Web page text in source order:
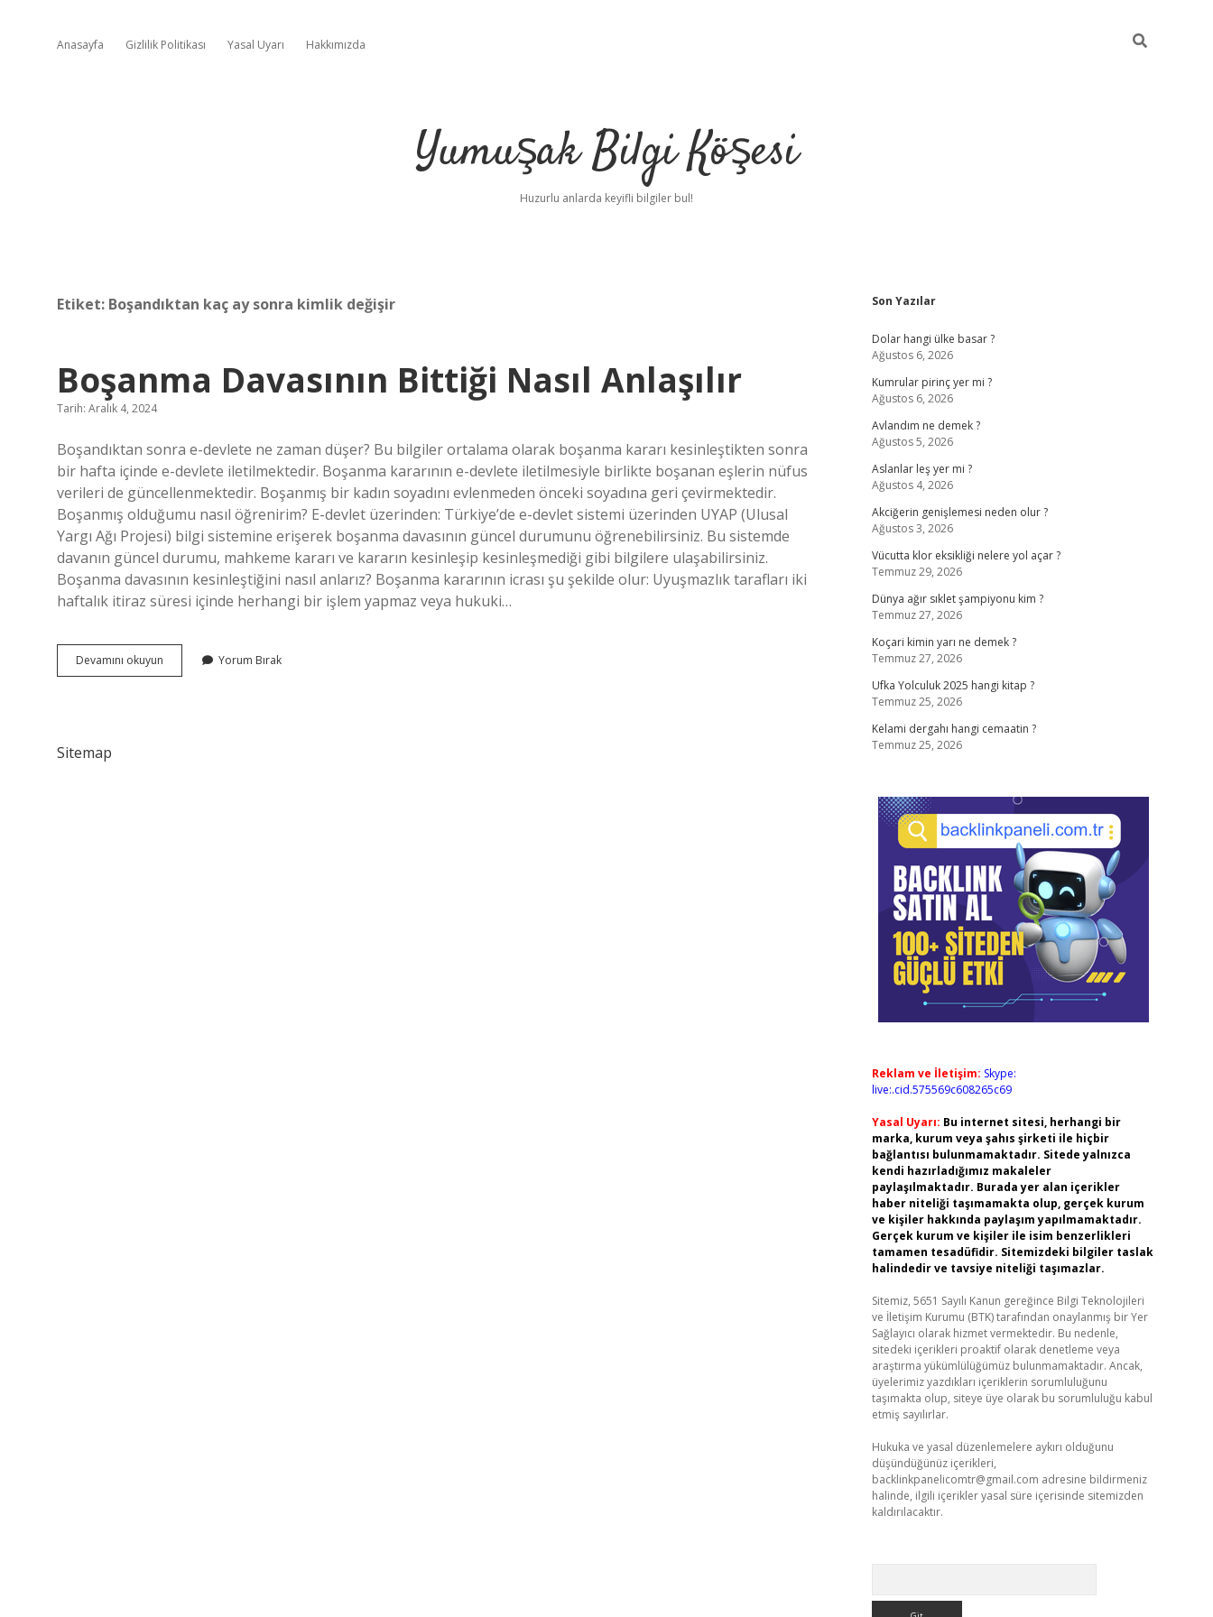
Anasayfa Gizlilik Politikası Yasal Uyarı Hakkımızda
Yumuşak Bilgi Köşesi
Huzurlu anlarda keyifli bilgiler bul!
Etiket: Boşandıktan kaç ay sonra kimlik değişir
Boşanma Davasının Bittiği Nasıl Anlaşılır
Tarih: Aralık 4, 2024
Boşandıktan sonra e-devlete ne zaman düşer? Bu bilgiler ortalama olarak boşanma kararı kesinleştikten sonra
bir hafta içinde e-devlete iletilmektedir. Boşanma kararının e-devlete iletilmesiyle birlikte boşanan eşlerin nüfus
verileri de güncellenmektedir. Boşanmış bir kadın soyadını evlenmeden önceki soyadına geri çevirmektedir.
Boşanmış olduğumu nasıl öğrenirim? E-devlet üzerinden: Türkiye’de e-devlet sistemi üzerinden UYAP (Ulusal
Yargı Ağı Projesi) bilgi sistemine erişerek boşanma davasının güncel durumunu öğrenebilirsiniz. Bu sistemde
davanın güncel durumu, mahkeme kararı ve kararın kesinleşip kesinleşmediği gibi bilgilere ulaşabilirsiniz.
Boşanma davasının kesinleştiğini nasıl anlarız? Boşanma kararının icrası şu şekilde olur: Uyuşmazlık tarafları iki
haftalık itiraz süresi içinde herhangi bir işlem yapmaz veya hukuki…
Devamını okuyun Boşanma
Davasının
Yorum Bırak
Sitemap
Sidebar
Son Yazılar
Dolar hangi ülke basar ?
Ağustos 6, 2026
Kumrular pirinç yer mi ?
Ağustos 6, 2026
Avlandım ne demek ?
Ağustos 5, 2026
Aslanlar leş yer mi ?
Ağustos 4, 2026
Akciğerin genişlemesi neden olur ?
Ağustos 3, 2026
Vücutta klor eksikliği nelere yol açar ?
Temmuz 29, 2026
Dünya ağır sıklet şampiyonu kim ?
Temmuz 27, 2026
Koçari kimin yarı ne demek ?
Temmuz 27, 2026
Ufka Yolculuk 2025 hangi kitap ?
Temmuz 25, 2026
Kelami dergahı hangi cemaatin ?
Temmuz 25, 2026
Reklam ve İletişim: Skype:
live:.cid.575569c608265c69
Yasal Uyarı: Bu internet sitesi, herhangi bir
marka, kurum veya şahıs şirketi ile hiçbir
bağlantısı bulunmamaktadır. Sitede yalnızca
kendi hazırladığımız makaleler
paylaşılmaktadır. Burada yer alan içerikler
haber niteliği taşımamakta olup, gerçek kurum
ve kişiler hakkında paylaşım yapılmamaktadır.
Gerçek kurum ve kişiler ile isim benzerlikleri
tamamen tesadüfidir. Sitemizdeki bilgiler taslak
halindedir ve tavsiye niteliği taşımazlar.
Sitemiz, 5651 Sayılı Kanun gereğince Bilgi Teknolojileri
ve İletişim Kurumu (BTK) tarafından onaylanmış bir Yer
Sağlayıcı olarak hizmet vermektedir. Bu nedenle,
sitedeki içerikleri proaktif olarak denetleme veya
araştırma yükümlülüğümüz bulunmamaktadır. Ancak,
üyelerimiz yazdıkları içeriklerin sorumluluğunu
taşımakta olup, siteye üye olarak bu sorumluluğu kabul
etmiş sayılırlar.
Hukuka ve yasal düzenlemelere aykırı olduğunu
düşündüğünüz içerikleri,
backlinkpanelicomtr@gmail.com adresine bildirmeniz
halinde, ilgili içerikler yasal süre içerisinde sitemizden
kaldırılacaktır.